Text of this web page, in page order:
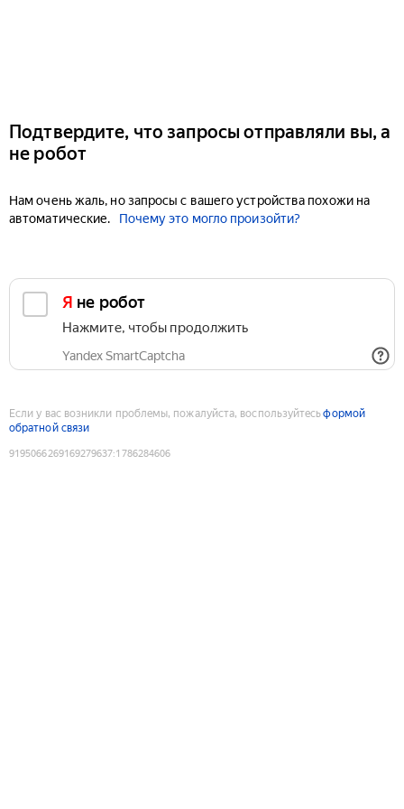
Подтвердите, что запросы отправляли вы, а
не робот
Нам очень жаль, но запросы с вашего устройства похожи на
автоматические.
Почему это могло произойти?
Я не робот
Нажмите, чтобы продолжить
Yandex SmartCaptcha
Если у вас возникли проблемы, пожалуйста, воспользуйтесьформой
обратной связи
9195066269169279637:1786284606